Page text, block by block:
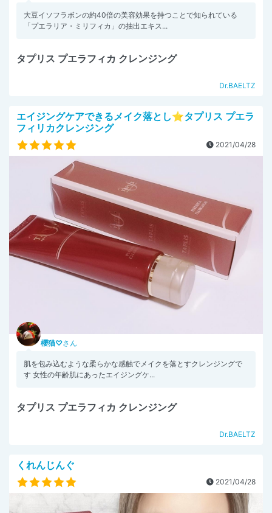
大豆イソフラボンの約40倍の美容効果を持つことで知られている
「プエラリア・ミリフィカ」の抽出エキス...
タプリス プエラフィカ クレンジング
Dr.BAELTZ
エイジングケアできるメイク落とし⭐️タプリス プエラ
フィリカクレンジング
2021/04/28
櫻猫♡さん
肌を包み込むような柔らかな感触でメイクを落とすクレンジングで
す 女性の年齢肌にあったエイジングケ...
タプリス プエラフィカ クレンジング
Dr.BAELTZ
くれんじんぐ
2021/04/28